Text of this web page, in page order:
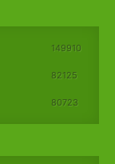
149910
82125
80723